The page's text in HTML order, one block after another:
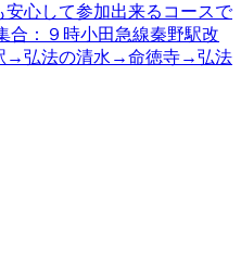
心して参加出来るコースで
合：９時小田急線秦野駅改
→弘法の清水→命徳寺→弘法